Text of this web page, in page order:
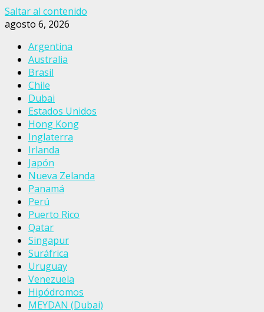
Saltar al contenido
agosto 6, 2026
Argentina
Australia
Brasil
Chile
Dubai
Estados Unidos
Hong Kong
Inglaterra
Irlanda
Japón
Nueva Zelanda
Panamá
Perú
Puerto Rico
Qatar
Singapur
Suráfrica
Uruguay
Venezuela
Hipódromos
MEYDAN (Dubai)